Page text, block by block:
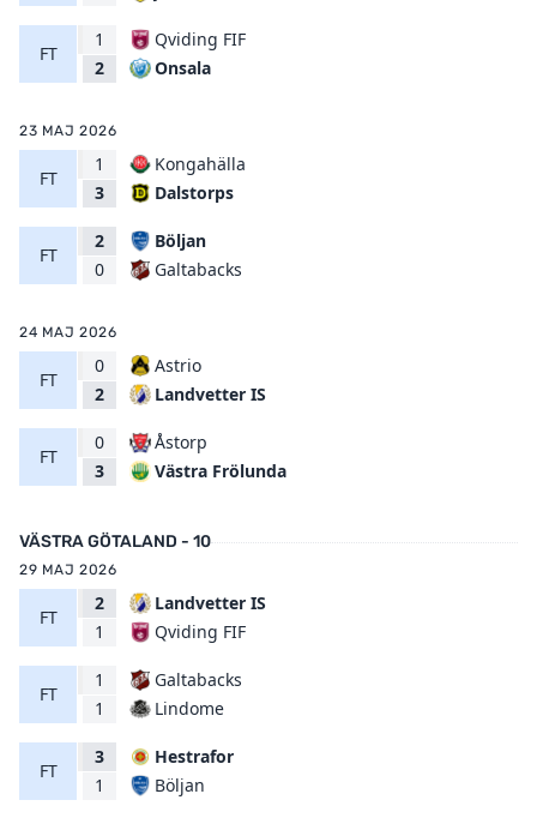
FT
1
2
Qviding FIF
Onsala
23 MAJ 2026
FT
1
3
Kongahälla
Dalstorps
FT
2
0
Böljan
Galtabacks
24 MAJ 2026
FT
0
2
Astrio
Landvetter IS
FT
0
3
Åstorp
Västra Frölunda
VÄSTRA GÖTALAND - 10
29 MAJ 2026
FT
2
1
Landvetter IS
Qviding FIF
FT
1
1
Galtabacks
Lindome
FT
3
1
Hestrafor
Böljan